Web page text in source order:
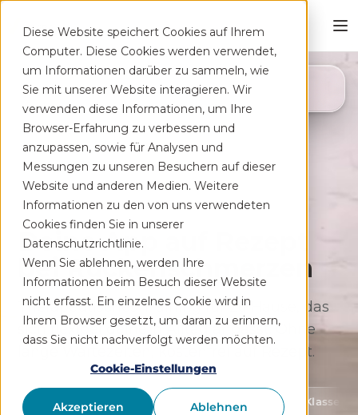
Diese Website speichert Cookies auf Ihrem
Computer. Diese Cookies werden verwendet,
um Informationen darüber zu sammeln, wie
Sie mit unserer Website interagieren. Wir
verwenden diese Informationen, um Ihre
Browser-Erfahrung zu verbessern und
anzupassen, sowie für Analysen und
Messungen zu unseren Besuchern auf dieser
Website und anderen Medien. Weitere
Informationen zu den von uns verwendeten
Cookies finden Sie in unserer
Datenschutzrichtlinie.
Wenn Sie ablehnen, werden Ihre
Informationen beim Besuch dieser Website
nicht erfasst. Ein einzelnes Cookie wird in
Ihrem Browser gesetzt, um daran zu erinnern,
dass Sie nicht nachverfolgt werden möchten.
Cookie-Einstellungen
Akzeptieren Ablehnen
Deine App auf Rezept
bei Rücken­schmerzen
Therapeutisches Training für zu Hause, das
sich flexibel deinem Alltag anpasst. Ohne
lange Wartezeiten, kostenfrei auf Rezept.
Gesundheitsdaten Medizinprodukt Klasse 1 (gemäß